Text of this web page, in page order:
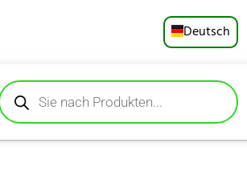
Deutsch
Русский
Español